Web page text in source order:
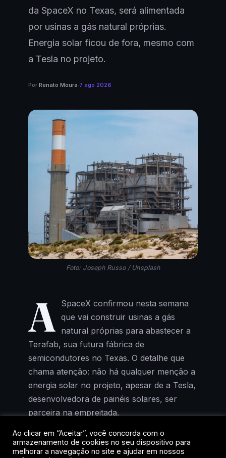
da SpaceX no Texas, será alimentada
por usinas a gás natural próprias.
Energia solar ficou de fora, mesmo com
a Tesla no projeto.
Por Renato Moura·7 ago 2026
Foto: Joseph Russo / Unsplash
A SpaceX confirmou nesta semana
que vai construir usinas a gás
natural próprias para abastecer a
Terafab, sua futura fábrica de
semicondutores no Texas. O detalhe que
chama atenção: não há qualquer menção a
energia solar no projeto, apesar de a Tesla,
desenvolvedora de painéis solares, ser
parceira na empreitada.
Riley Trettel, responsável por energia e
desenvolvimento de data centers na
Ao clicar em “Aceitar”, você concorda com o
armazenamento de cookies no seu dispositivo para
melhorar a navegação no site e ajudar em nossos